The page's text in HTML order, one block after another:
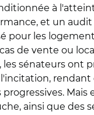
à
et un
pour les
de vente ou
les sénateurs ont
rendant
Mais
ainsi que des